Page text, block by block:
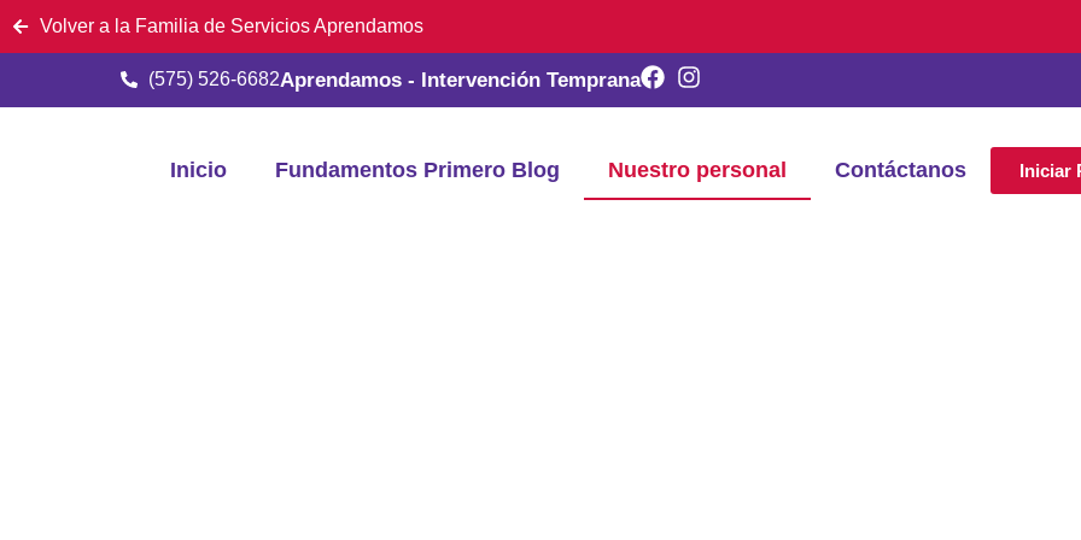
Volver a la Familia de Servicios Aprendamos
(575) 526-6682Aprendamos - Intervención Temprana
Inicio Fundamentos Primero Blog Nuestro personal Contáctanos Iniciar